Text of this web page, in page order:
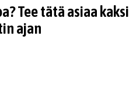
Tee tätä asiaa kaksi
ajan